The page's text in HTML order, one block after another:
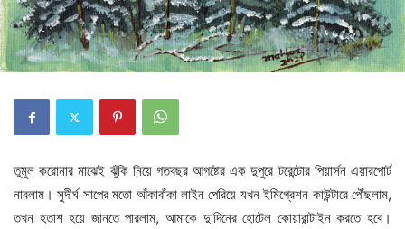
তুমুল করোনার মাঝেই ঝুঁকি নিয়ে গতবছর আগষ্টের এক দুপুরে টরেন্টোর পিয়ার্সন এয়ারপোর্ট
নাবলাম। সুদীর্ঘ সাপের মতো আঁকাবাঁকা লাইন পেরিয়ে যখন ইমিগ্রেশন কাউন্টারে পৌঁছলাম,
তখন হতাশ হয়ে জানতে পারলাম, আমাকে দু’দিনের হোটেল কোয়ারান্টাইন করতে হবে।